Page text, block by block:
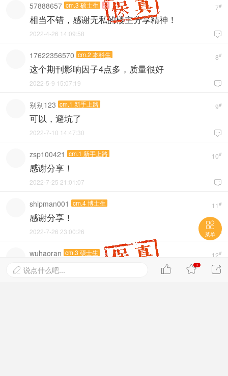
7#
57888657 cm.3 硕士生 
相当不错，感谢无私的楼主分享精神！

2022-4-26 14:09:58
8#
17622356570 cm.2 本科生
这个期刊影响因子4点多，质量很好

2022-5-9 15:07:19
9#
别别123 cm.1 新手上路
可以，避坑了

2022-7-10 14:47:30
10#
zsp100421 cm.1 新手上路
感谢分享！

2022-7-25 21:01:07
11 #
shipman001 cm.4 博士生
感谢分享！

2022-7-26 23:00:26
12#
wuhaoran cm.3 硕士生
谢谢分享

菜单

3

 说点什么吧...